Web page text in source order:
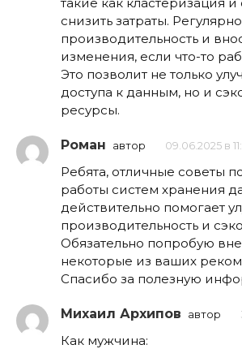
снизить затраты.
производительность и
изменения, если что-то
Это позволит не только
доступа к данным, но и
ресурсы.
Роман автор 09.06.2025 в
Ребята, отличные советы
работы систем хранения
действительно помогает
производительность и
Обязательно попробую
некоторые из ваших
Спасибо за полезную
Михаил Архипов автор
Как мужчина: